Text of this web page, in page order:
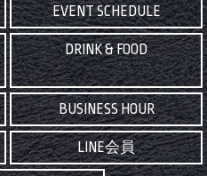
EVENT SCHEDULE
DRINK & FOOD
BUSINESS HOUR
LINE会員